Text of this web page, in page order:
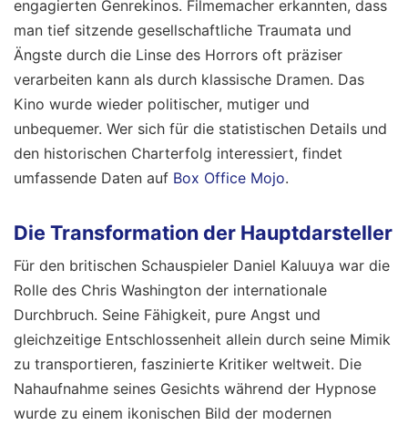
engagierten Genrekinos. Filmemacher erkannten, dass
man tief sitzende gesellschaftliche Traumata und
Ängste durch die Linse des Horrors oft präziser
verarbeiten kann als durch klassische Dramen. Das
Kino wurde wieder politischer, mutiger und
unbequemer. Wer sich für die statistischen Details und
den historischen Charterfolg interessiert, findet
umfassende Daten auf Box Office Mojo.
Die Transformation der Hauptdarsteller
Für den britischen Schauspieler Daniel Kaluuya war die
Rolle des Chris Washington der internationale
Durchbruch. Seine Fähigkeit, pure Angst und
gleichzeitige Entschlossenheit allein durch seine Mimik
zu transportieren, faszinierte Kritiker weltweit. Die
Nahaufnahme seines Gesichts während der Hypnose
wurde zu einem ikonischen Bild der modernen